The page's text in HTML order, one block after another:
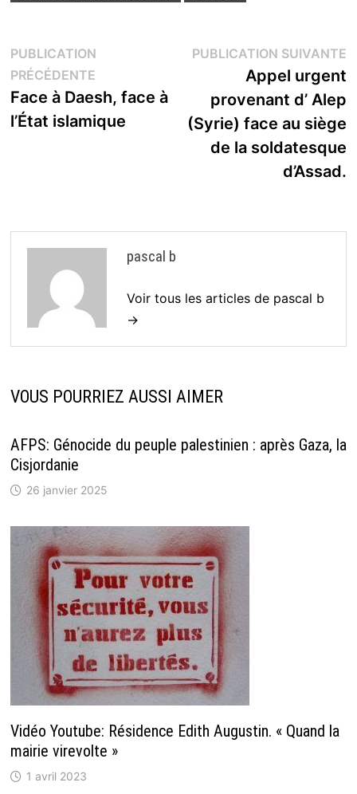
Navigation
de
l’article
PUBLICATION
PRÉCÉDENTEPublication
précédente :
Face à Daesh, face à
l’État islamique
PUBLICATION SUIVANTE
Appel urgent
provenant d’ Alep
(Syrie) face au siège
de la soldatesque
d’Assad.
pascal b
Voir tous les articles de pascal b
→
VOUS POURRIEZ AUSSI AIMER
AFPS: Génocide du peuple palestinien : après Gaza, la
Cisjordanie
26 janvier 2025
Vidéo Youtube: Résidence Edith Augustin. « Quand la
mairie virevolte »
1 avril 2023